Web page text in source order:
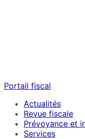
Portail fiscal
Actualités
Revue fiscale
Prévoyance et
Services